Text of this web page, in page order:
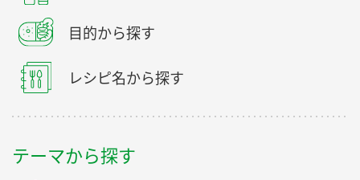
目的から探す
レシピ名から探す
テーマから探す